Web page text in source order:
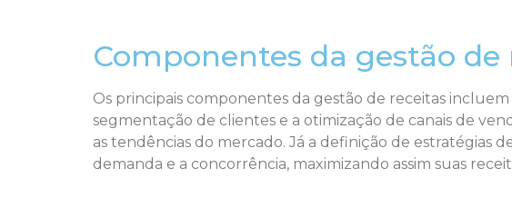
Componentes da gestão de
Os principais componentes da gestão de receitas
segmentação de clientes e a otimização de canais de
as tendências do mercado. Já a definição de estratégias
demanda e a concorrência, maximizando assim suas